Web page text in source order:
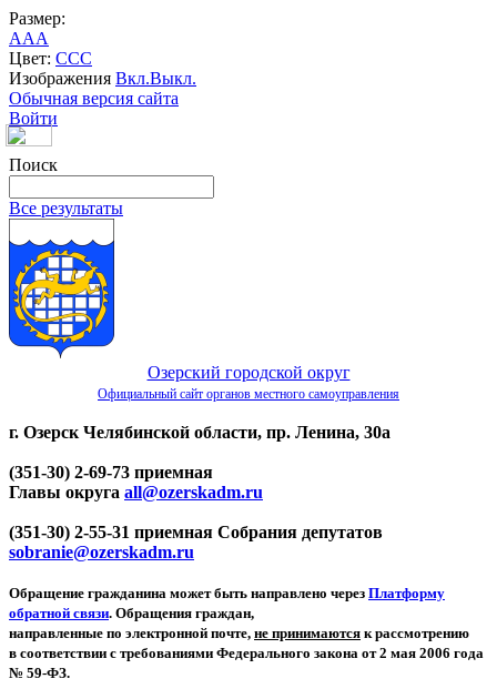
Размер:
AAA
Цвет: CCC
Изображения Вкл.Выкл.
Обычная версия сайта
Войти
Поиск
Все результаты
Озерский городской округ
Официальный сайт органов местного самоуправления
г. Озерск Челябинской области, пр. Ленина, 30а
(351-30) 2-69-73 приемная
Главы округа all@ozerskadm.ru
(351-30) 2-55-31 приемная Собрания депутатов
sobranie@ozerskadm.ru
Обращение гражданина может быть направлено через Платформу
обратной связи. Обращения граждан,
направленные по электронной почте, не принимаются к рассмотрению
в соответствии с требованиями Федерального закона от 2 мая 2006 года
№ 59-ФЗ.